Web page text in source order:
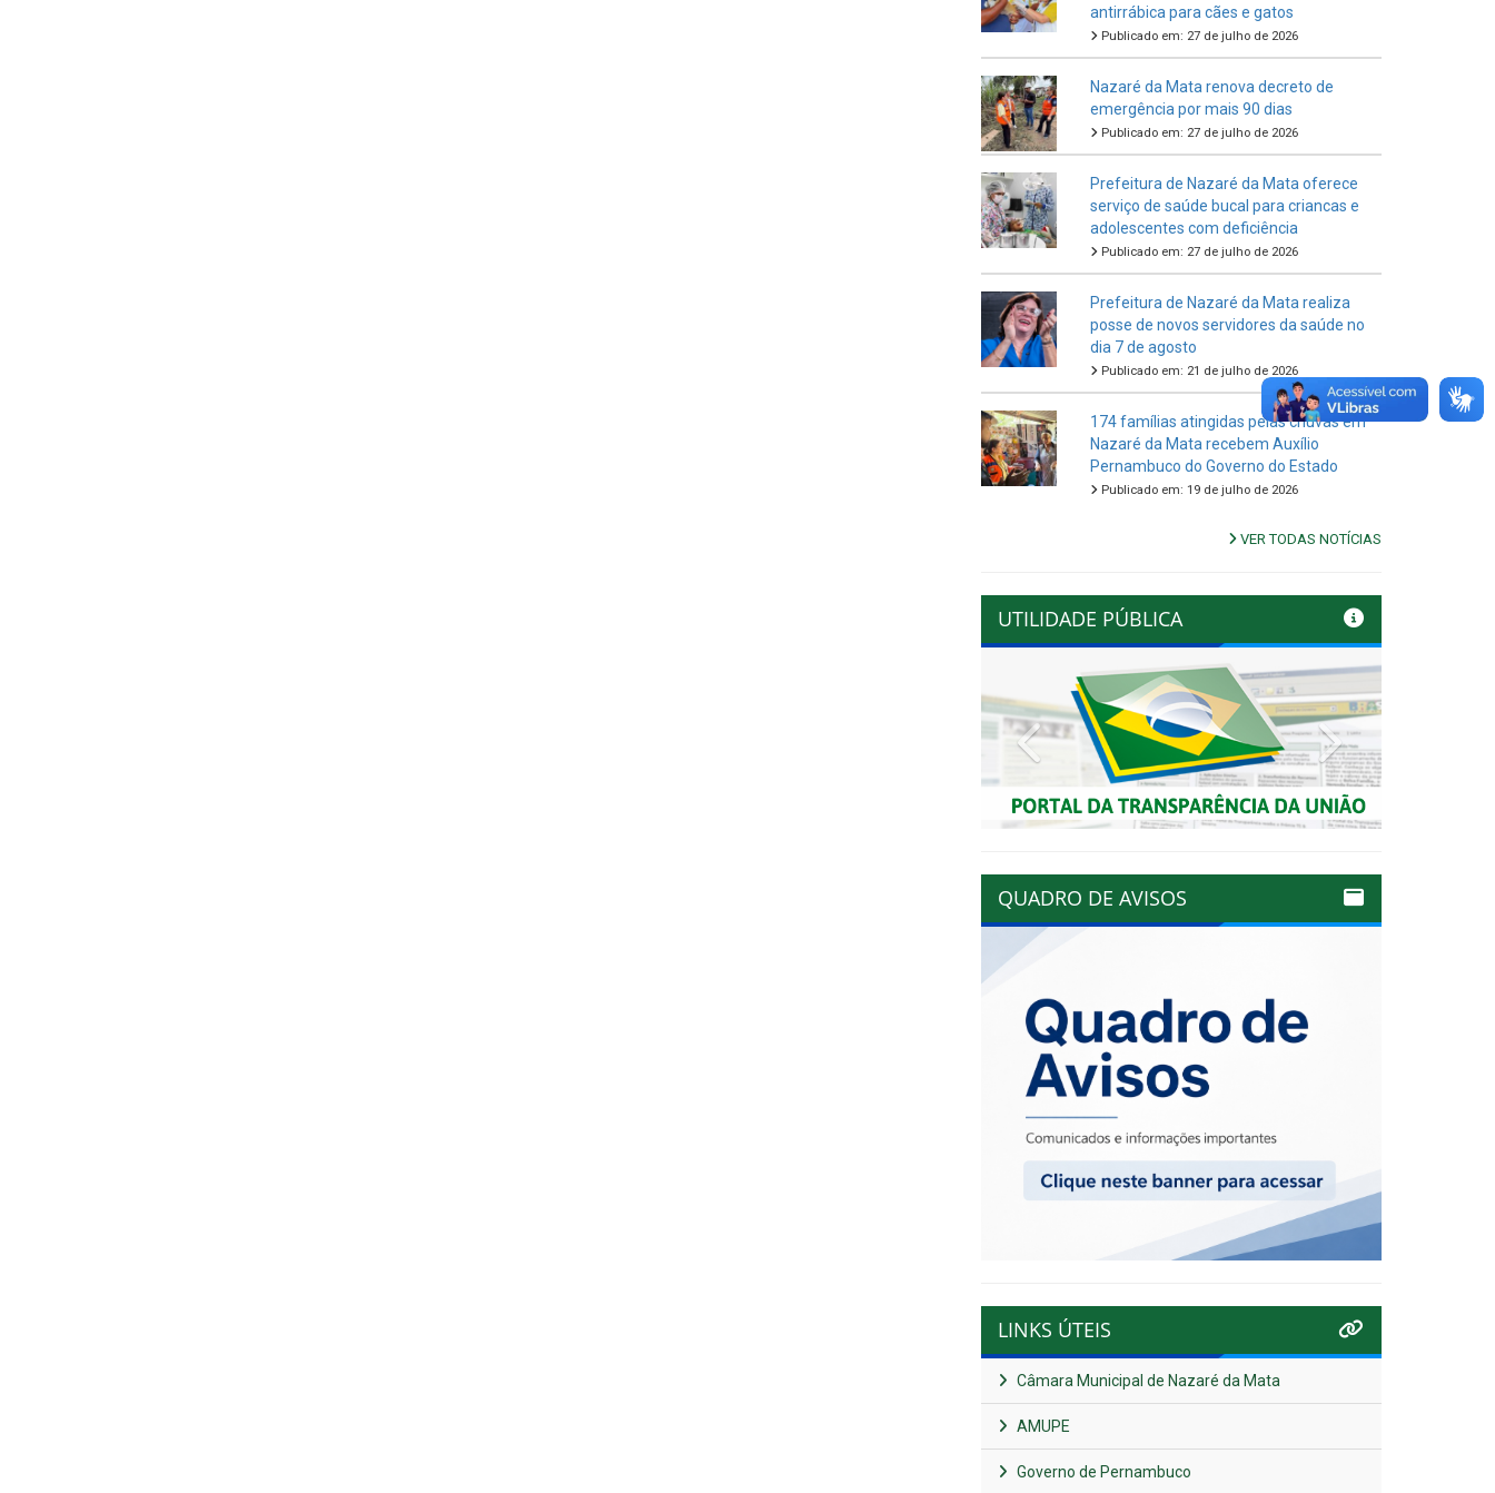
antirrábica para cães e gatos
Publicado em: 27 de julho de 2026
Nazaré da Mata renova decreto de
emergência por mais 90 dias
Publicado em: 27 de julho de 2026
Prefeitura de Nazaré da Mata oferece
serviço de saúde bucal para criancas e
adolescentes com deficiência
Publicado em: 27 de julho de 2026
Prefeitura de Nazaré da Mata realiza
posse de novos servidores da saúde no
dia 7 de agosto
Publicado em: 21 de julho de 2026
174 famílias atingidas pelas chuvas em
Nazaré da Mata recebem Auxílio
Pernambuco do Governo do Estado
Publicado em: 19 de julho de 2026
VER TODAS NOTÍCIAS
UTILIDADE PÚBLICA
Previous Next
QUADRO DE AVISOS
LINKS ÚTEIS
Câmara Municipal de Nazaré da Mata
AMUPE
Governo de Pernambuco